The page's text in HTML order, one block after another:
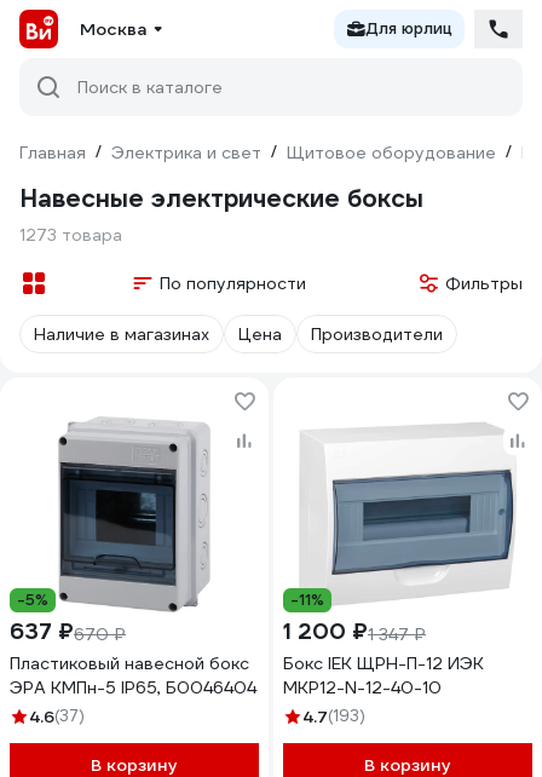
Москва Для юрлиц
Поиск в каталоге
Главная / Электрика и свет / Щитовое оборудование /
Навесные электрические боксы
1273 товара
По популярности Фильтры
Наличие в магазинах Цена Производители
-5%
637 ₽670 ₽
Пластиковый навесной бокс
ЭРА КМПн-5 IP65, Б0046404
4.6(37)
В корзину
-11%
1 200 ₽1 347 ₽
Бокс IEK ЩРН-П-12 ИЭК
MKP12-N-12-40-10
4.7(193)
В корзину